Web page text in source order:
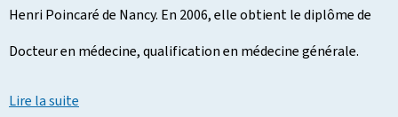
Henri Poincaré de Nancy. En 2006, elle obtient le diplôme de
Docteur en médecine, qualification en médecine générale.
Lire la suite